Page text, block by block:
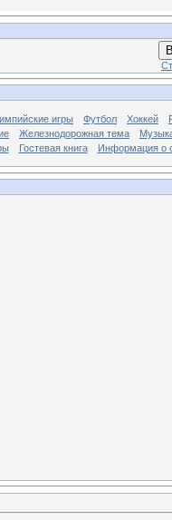
игры Футбол Хоккей
Железнодорожная тема
Гостевая книга Информация о